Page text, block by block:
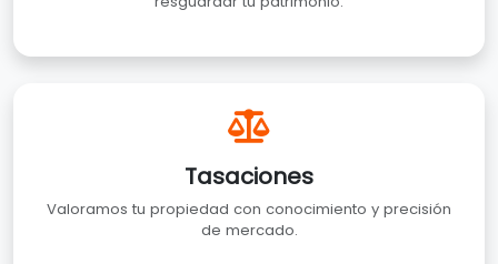
Tasaciones
Valoramos tu propiedad con conocimiento y precisión
de mercado.